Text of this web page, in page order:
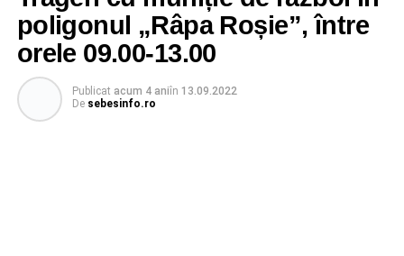
poligonul „Râpa Roșie”, între
orele 09.00-13.00
Publicat acum 4 aniîn 13.09.2022
De sebesinfo.ro